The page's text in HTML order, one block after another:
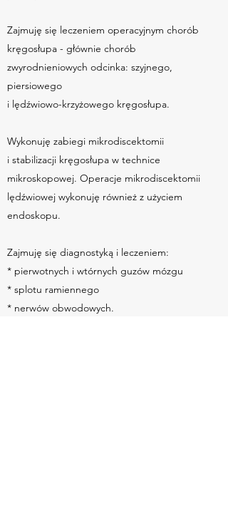
Zajmuję się leczeniem operacyjnym chorób
kręgosłupa - głównie chorób
zwyrodnieniowych odcinka: szyjnego,
piersiowego
i lędźwiowo-krzyżowego kręgosłupa.
Wykonuję zabiegi mikrodiscektomii
i stabilizacji kręgosłupa w technice
mikroskopowej. Operacje mikrodiscektomii
lędźwiowej wykonuję również z użyciem
endoskopu.
Zajmuję się diagnostyką i leczeniem:
* pierwotnych i wtórnych guzów mózgu
* splotu ramiennego
* nerwów obwodowych.